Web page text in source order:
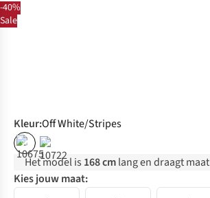
-40%
Sale
Kleur:Off White/Stripes
% %
Het model is 168 cmlang en draagt maat
Kies jouw maat: